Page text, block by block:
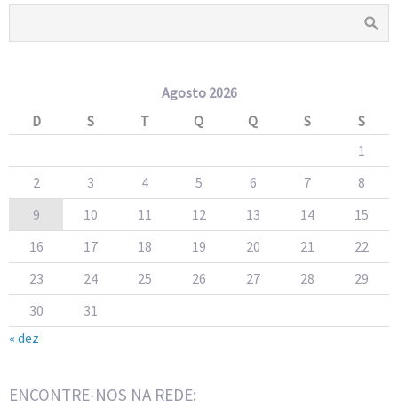
Agosto 2026
D
S T Q Q S
S
1
2
3 4 5 6 7
8
9
10 11 12 13 14
15
16
17 18 19 20 21
22
23
24 25 26 27 28
29
30
31
« dez
ENCONTRE-NOS NA REDE: